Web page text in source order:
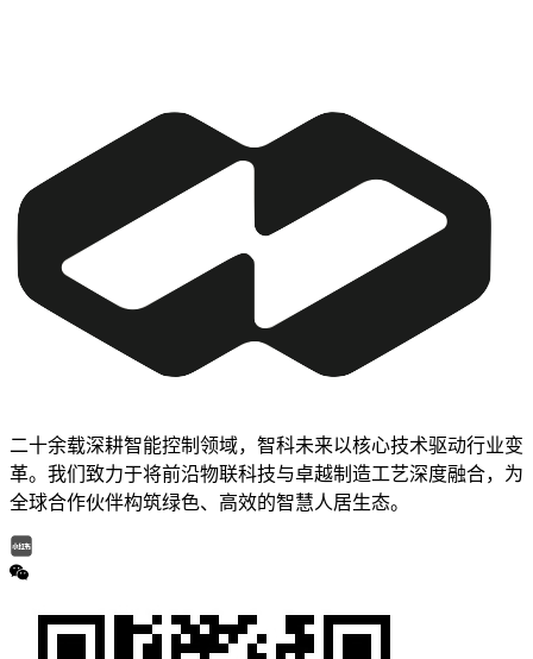
二十余载深耕智能控制领域，智科未来以核心技术驱动行业变
革。我们致力于将前沿物联科技与卓越制造工艺深度融合，为
全球合作伙伴构筑绿色、高效的智慧人居生态。